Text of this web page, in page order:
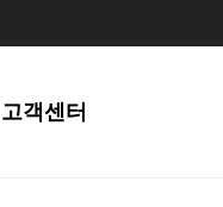
고객센터